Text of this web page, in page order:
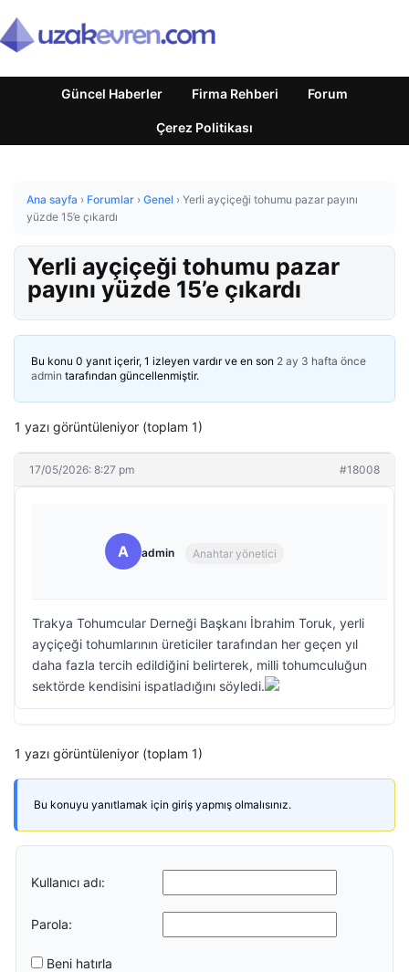
Güncel Haberler Firma Rehberi Forum
Çerez Politikası
Ana sayfa › Forumlar › Genel › Yerli ayçiçeği tohumu pazar payını
yüzde 15’e çıkardı
Yerli ayçiçeği tohumu pazar
payını yüzde 15’e çıkardı
Bu konu 0 yanıt içerir, 1 izleyen vardır ve en son 2 ay 3 hafta önce
admin tarafından güncellenmiştir.
1 yazı görüntüleniyor (toplam 1)
17/05/2026: 8:27 pm #18008
A admin Anahtar yönetici
Trakya Tohumcular Derneği Başkanı İbrahim Toruk, yerli
ayçiçeği tohumlarının üreticiler tarafından her geçen yıl
daha fazla tercih edildiğini belirterek, milli tohumculuğun
sektörde kendisini ispatladığını söyledi.
1 yazı görüntüleniyor (toplam 1)
Bu konuyu yanıtlamak için giriş yapmış olmalısınız.
Kullanıcı adı:
Parola:
Beni hatırla